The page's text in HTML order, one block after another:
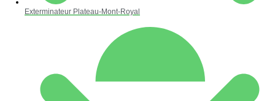
Exterminateur Plateau-Mont-Royal